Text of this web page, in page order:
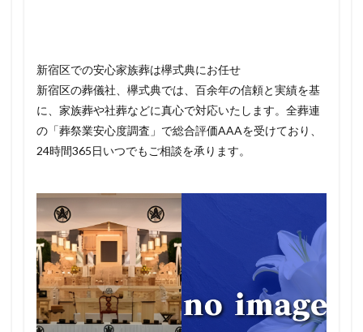
新宿区での安心家族葬は欅式典にお任せ
新宿区の葬儀社、欅式典では、百余年の信頼と実績を基
に、家族葬や社葬などに真心で対応いたします。全葬連
の「葬祭業安心度調査」で総合評価AAAを受けており、
24時間365日いつでもご相談を承ります。